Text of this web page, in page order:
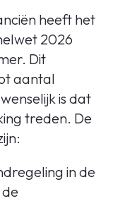
heeft het
2026
Dit
aantal
is dat
treden. De
in de